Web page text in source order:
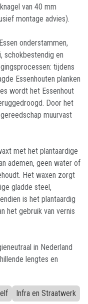
van 40 mm
montage advies).
onderstammen,
schokbestendig en
tijdens
Essenhouten planken
wordt het Essenhout
Door het
muurvast
met het plantaardige
ademen, geen water of
Het waxen zorgt
gladde steel,
is het plantaardig
het gebruik van vernis
in Nederland
lengtes en
Infra en Straatwerk